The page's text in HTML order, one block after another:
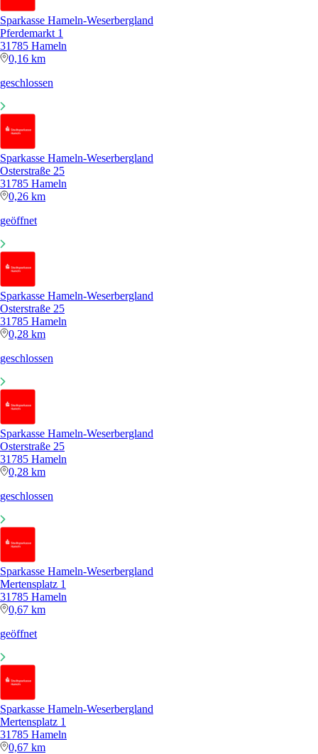
Sparkasse Hameln-Weserbergland
Pferdemarkt 1
31785 Hameln
0,16 km
geschlossen
Sparkasse Hameln-Weserbergland
Osterstraße 25
31785 Hameln
0,26 km
geöffnet
Sparkasse Hameln-Weserbergland
Osterstraße 25
31785 Hameln
0,28 km
geschlossen
Sparkasse Hameln-Weserbergland
Osterstraße 25
31785 Hameln
0,28 km
geschlossen
Sparkasse Hameln-Weserbergland
Mertensplatz 1
31785 Hameln
0,67 km
geöffnet
Sparkasse Hameln-Weserbergland
Mertensplatz 1
31785 Hameln
0,67 km